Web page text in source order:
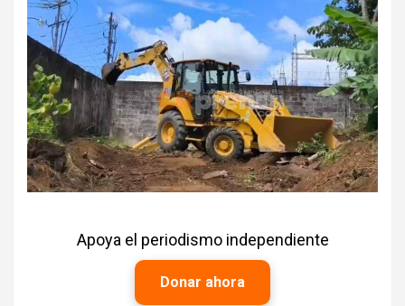
Apoya el periodismo independiente
Donar ahora